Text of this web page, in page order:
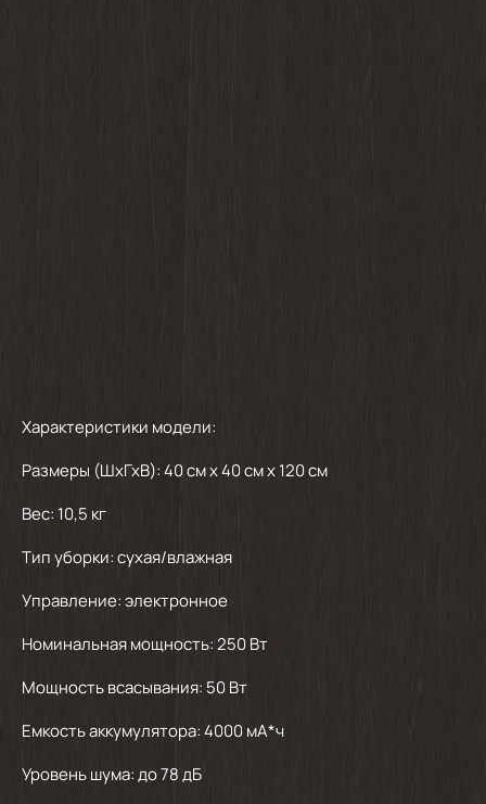
Характеристики модели:
Размеры (ШхГхВ): 40 см х 40 см х 120 см
Вес: 10,5 кг
Тип уборки: сухая/влажная
Управление: электронное
Номинальная мощность: 250 Вт
Мощность всасывания: 50 Вт
Емкость аккумулятора: 4000 мА*ч
Уровень шума: до 78 дБ